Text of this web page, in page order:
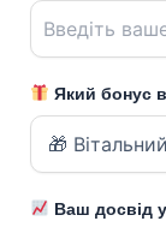
Який бонус
Ваш досвід